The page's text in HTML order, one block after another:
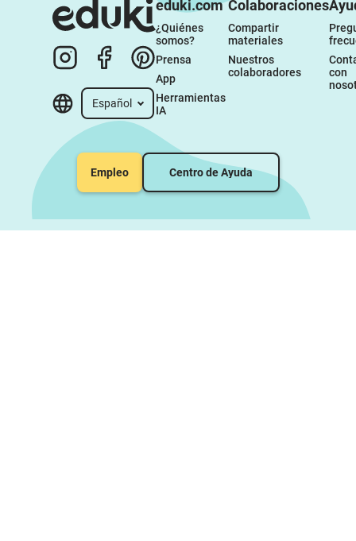
Español
eduki.com
¿Quiénes
somos?
Prensa
App
Herramientas
IA
Colaboraciones
Compartir
materiales
Nuestros
colaboradores
con
Empleo Centro de Ayuda